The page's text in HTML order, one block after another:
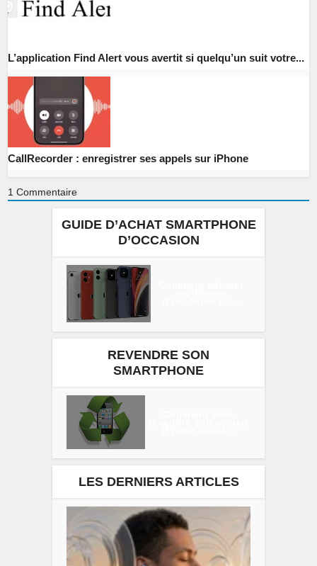
L’application Find Alert vous avertit si quelqu’un suit votre...
CallRecorder : enregistrer ses appels sur iPhone
1 Commentaire
GUIDE D’ACHAT SMARTPHONE
D’OCCASION
REVENDRE SON
SMARTPHONE
LES DERNIERS ARTICLES